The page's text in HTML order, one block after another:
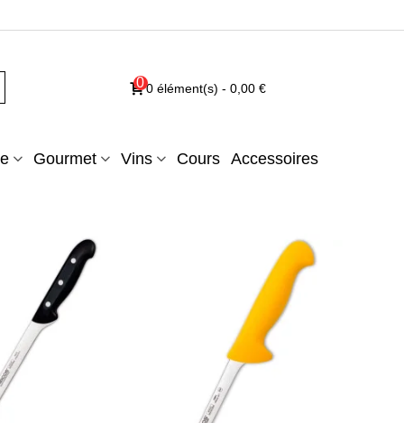
00 élément(s) - 0,00 €
Gourmet Vins Cours Accessoires